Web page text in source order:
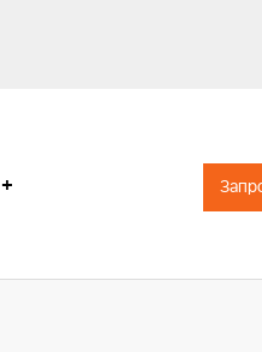
Husqvarna
Husqvarna
+